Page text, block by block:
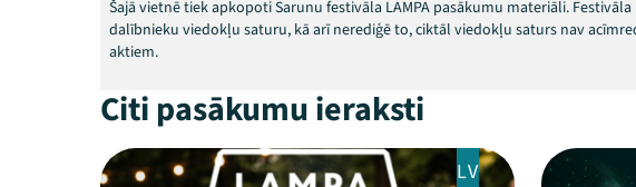
Šajā vietnē tiek apkopoti Sarunu festivāla LAMPA pasākumu materiāli.
dalībnieku viedokļu saturu, kā arī nerediģē to, ciktāl viedokļu saturs nav
aktiem.
Citi pasākumu ieraksti
LV